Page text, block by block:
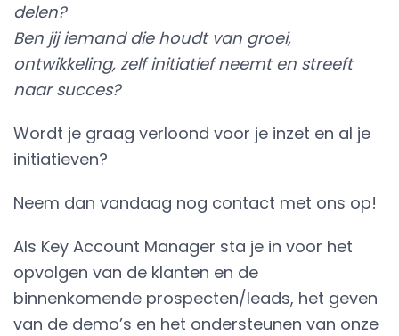
delen?
Ben jij iemand die houdt van groei,
ontwikkeling, zelf initiatief neemt en streeft
naar succes?
Wordt je graag verloond voor je inzet en al je
initiatieven?
Neem dan vandaag nog contact met ons op!
Als Key Account Manager sta je in voor het
opvolgen van de klanten en de
binnenkomende prospecten/leads, het geven
van de demo’s en het ondersteunen van onze